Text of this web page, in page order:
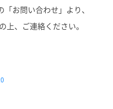
お問い合わせ」より、
上、ご連絡ください。